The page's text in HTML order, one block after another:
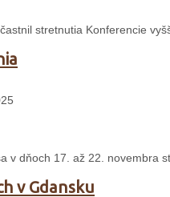
stretnutia Konferencie
v dňoch 17. až 22. novembra
v Gdansku